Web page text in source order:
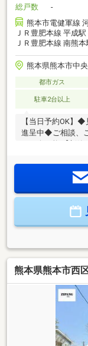
総戸数
-
熊本市電健軍線
ＪＲ豊肥本線 平成
ＪＲ豊肥本線 南熊
熊本県熊本市中
都市ガス
駐車2台以上
【当日予約OK】
進呈中◆ご相談、
が選ばれる3つの
豊富】住宅購入は
８人がローン審査
ーカーと別で24時
熊本県熊本市西